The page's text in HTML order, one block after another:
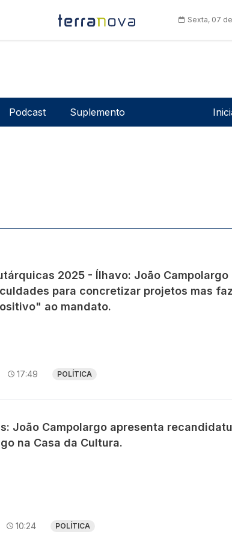
Sexta, 07
Podcast Suplemento
2025 - Ílhavo: João Campolargo
para concretizar projetos mas
ao mandato.
17:49 POLÍTICA
João Campolargo apresenta
na Casa da Cultura.
10:24 POLÍTICA